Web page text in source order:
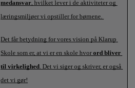
medansvar , hvilket lever i de aktiviteter og
læringsmiljøer vi opstiller for børnene.
Det får betydning for vores vision på Klarup
Skole som er, at vi er en skole hvor ord bliver
til virkelighed . Det vi siger og skriver, er også
det vi gør!